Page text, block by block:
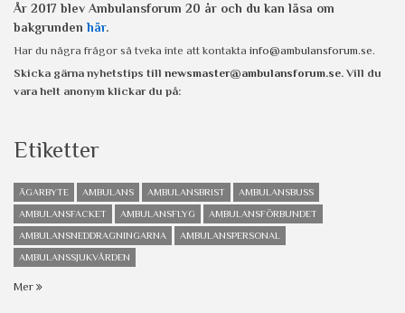
År 2017 blev Ambulansforum 20 år och du kan läsa om
bakgrunden här.
Har du några frågor så tveka inte att kontakta info@ambulansforum.se.
Skicka gärna nyhetstips till newsmaster@ambulansforum.se. Vill du
vara helt anonym klickar du på:
Etiketter
ÄGARBYTE AMBULANS AMBULANSBRIST
AMBULANSBUSS
AMBULANSFACKET
AMBULANSFLYG
AMBULANSFÖRBUNDET
AMBULANSNEDDRAGNINGARNA
AMBULANSPERSONAL
AMBULANSSJUKVÅRDEN
Mer